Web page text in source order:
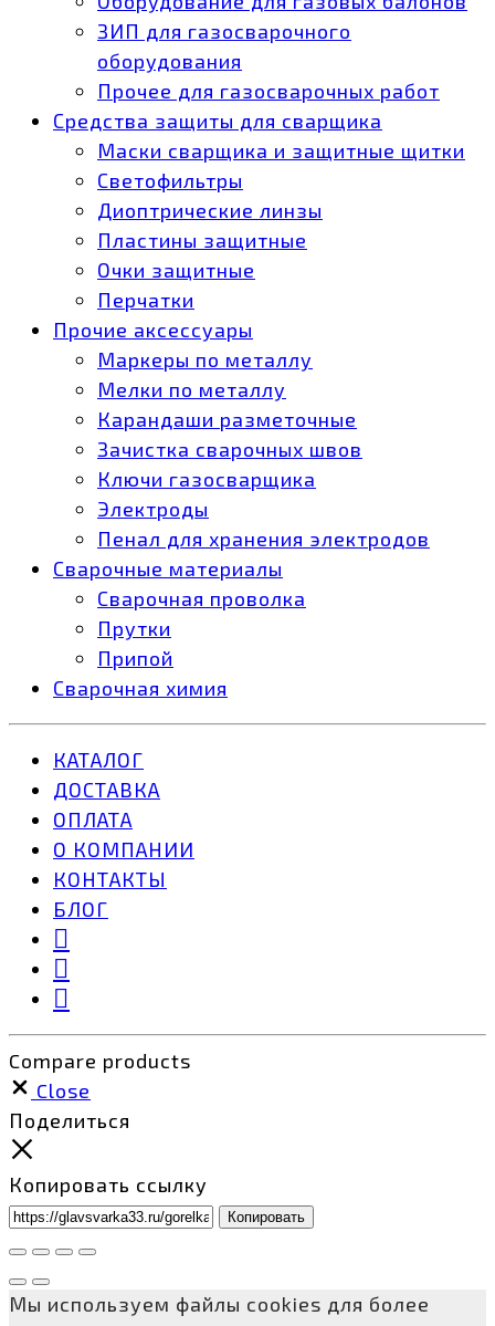
ЗИП для газосварочного
оборудования
Прочее для газосварочных работ
Средства защиты для сварщика
Маски сварщика и защитные щитки
Светофильтры
Диоптрические линзы
Пластины защитные
Очки защитные
Перчатки
Прочие аксессуары
Маркеры по металлу
Мелки по металлу
Карандаши разметочные
Зачистка сварочных швов
Ключи газосварщика
Электроды
Пенал для хранения электродов
Сварочные материалы
Сварочная проволка
Прутки
Припой
Сварочная химия
КАТАЛОГ
ДОСТАВКА
ОПЛАТА
О КОМПАНИИ
КОНТАКТЫ
БЛОГ
Compare products
Close
Поделиться
Копировать ссылку
Копировать
Мы используем файлы cookies для более